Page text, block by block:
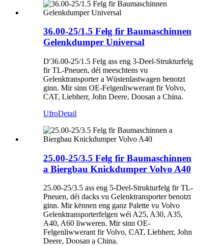
36.00-25/1.5 Felg fir Baumaschinnen
Gelenkdumper Universal
D'36.00-25/1.5 Felg ass eng 3-Deel-Strukturfelg
fir TL-Pneuen, déi meeschtens vu
Gelenktransporter a Wüstenlastwagen benotzt
ginn. Mir sinn OE-Felgenliwwerant fir Volvo,
CAT, Liebherr, John Deere, Doosan a China.
UfroDetail
25.00-25/3.5 Felg fir Baumaschinnen
a Biergbau Knickdumper Volvo A40
25.00-25/3.5 ass eng 5-Deel-Strukturfelg fir TL-
Pneuen, déi dacks vu Gelenktransporter benotzt
ginn. Mir kënnen eng ganz Palette vu Volvo
Gelenktransporterfelgen wéi A25, A30, A35,
A40, A60 liwweren. Mir sinn OE-
Felgenliwwerant fir Volvo, CAT, Liebherr, John
Deere, Doosan a China.